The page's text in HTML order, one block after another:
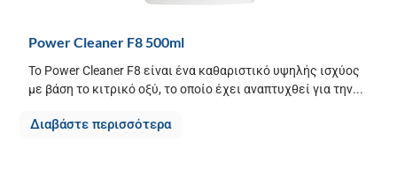
Power Cleaner F8 500ml
Το Power Cleaner F8 είναι ένα καθαριστικό υψηλής ισχύος
με βάση το κιτρικό οξύ, το οποίο έχει αναπτυχθεί για την...
Διαβάστε περισσότερα